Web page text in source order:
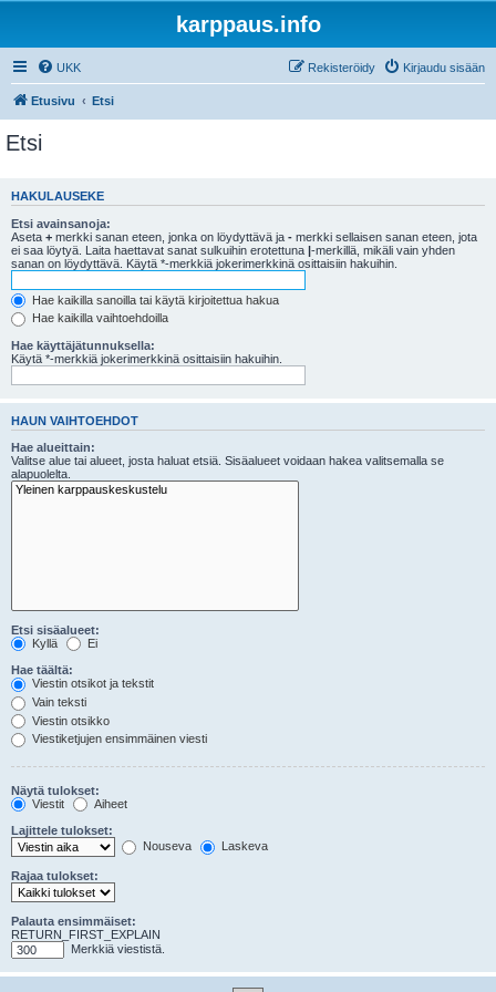
karppaus.info
UKK Kirjaudu sisään
Rekisteröidy
Etusivu Etsi
Etsi
HAKULAUSEKE
Etsi avainsanoja:
Aseta + merkki sanan eteen, jonka on löydyttävä ja - merkki sellaisen sanan eteen, jota
ei saa löytyä. Laita haettavat sanat sulkuihin erotettuna |-merkillä, mikäli vain yhden
sanan on löydyttävä. Käytä *-merkkiä jokerimerkkinä osittaisiin hakuihin.
Hae kaikilla sanoilla tai käytä kirjoitettua hakua
Hae kaikilla vaihtoehdoilla
Hae käyttäjätunnuksella:
Käytä *-merkkiä jokerimerkkinä osittaisiin hakuihin.
HAUN VAIHTOEHDOT
Hae alueittain:
Valitse alue tai alueet, josta haluat etsiä. Sisäalueet voidaan hakea valitsemalla se
alapuolelta.
Etsi sisäalueet:
Kyllä
Ei
Hae täältä:
Viestin otsikot ja tekstit
Vain teksti
Viestin otsikko
Viestiketjujen ensimmäinen viesti
Näytä tulokset:
Viestit
Aiheet
Lajittele tulokset:
Nouseva
Laskeva
Rajaa tulokset:
Palauta ensimmäiset:
RETURN_FIRST_EXPLAIN
Merkkiä viestistä.